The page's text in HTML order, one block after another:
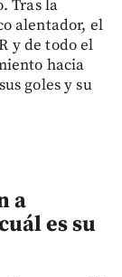
Tras la
alentador, el
y de todo el
hacia
goles y su
a
es su